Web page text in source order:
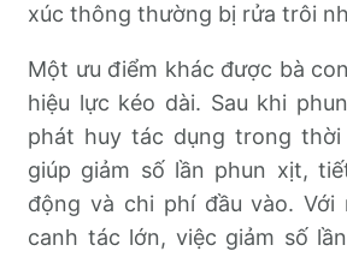
xúc thông thường bị rửa trôi
Một ưu điểm khác được bà
hiệu lực kéo dài. Sau khi
phát huy tác dụng trong
giúp giảm số lần phun xịt,
động và chi phí đầu vào. Với
canh tác lớn, việc giảm số